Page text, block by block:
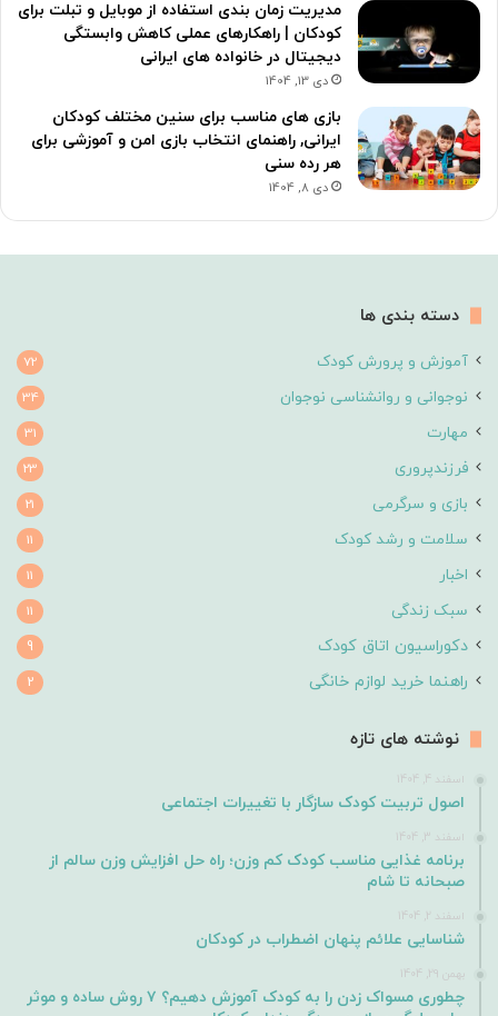
مدیریت زمان بندی استفاده از موبایل و تبلت برای
کودکان | راهکارهای عملی کاهش وابستگی
دیجیتال در خانواده های ایرانی
دی 13, 1404
بازی های مناسب برای سنین مختلف کودکان
ایرانی, راهنمای انتخاب بازی امن و آموزشی برای
هر رده سنی
دی 8, 1404
دسته بندی ها
آموزش و پرورش کودک 72
نوجوانی و روانشناسی نوجوان 34
مهارت 31
فرزندپروری 23
بازی و سرگرمی 21
سلامت و رشد کودک 11
اخبار 11
سبک زندگی 11
دکوراسیون اتاق کودک 9
راهنما خرید لوازم خانگی 2
نوشته های تازه
اسفند 4, 1404
اصول تربیت کودک سازگار با تغییرات اجتماعی
اسفند 3, 1404
برنامه غذایی مناسب کودک کم وزن؛ راه حل افزایش وزن سالم از
صبحانه تا شام
اسفند 2, 1404
شناسایی علائم پنهان اضطراب در کودکان
بهمن 29, 1404
چطوری مسواک زدن را به کودک آموزش دهیم؟ ۷ روش ساده و موثر